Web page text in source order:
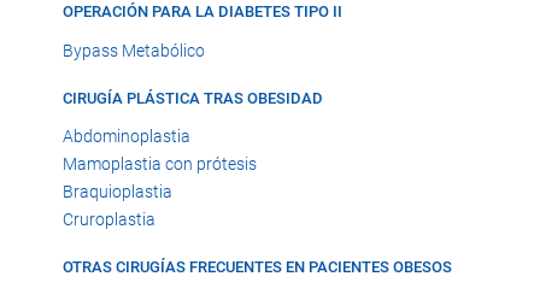
OPERACIÓN PARA LA DIABETES TIPO II
Bypass Metabólico
CIRUGÍA PLÁSTICA TRAS OBESIDAD
Abdominoplastia
Mamoplastia con prótesis
Braquioplastia
Cruroplastia
OTRAS CIRUGÍAS FRECUENTES EN PACIENTES OBESOS